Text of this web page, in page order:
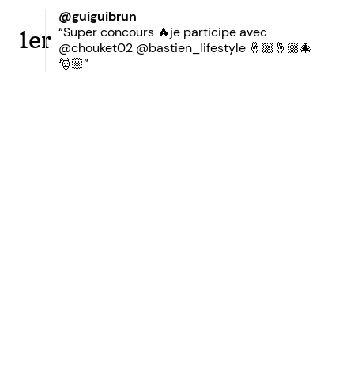
1er
@guiguibrun
“Super concours 🔥je participe avec
@chouket02 @bastien_lifestyle 🤞🏼🤞🏼🎄
🎅🏼”